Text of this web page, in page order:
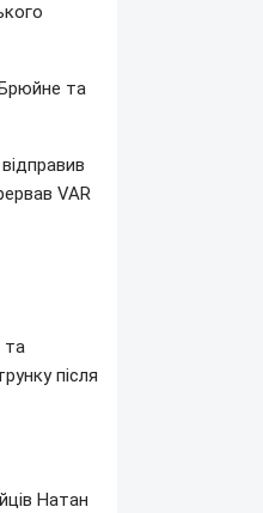
Брюйне та
VAR
та
після
Натан